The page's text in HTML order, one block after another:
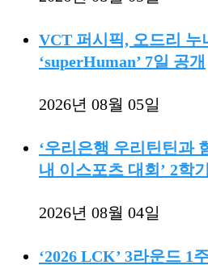
VCT 퍼시픽, 오드리 누
‘superHuman’ 7일 공개
2026년 08월 05일
‘우리은행 우리틴틴과
내 이스포츠 대회’ 2학
2026년 08월 04일
‘2026 LCK’ 3라운드 1